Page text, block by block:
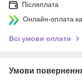
Післяплата
Онлайн-оплата
Всі умови оплати
Умови